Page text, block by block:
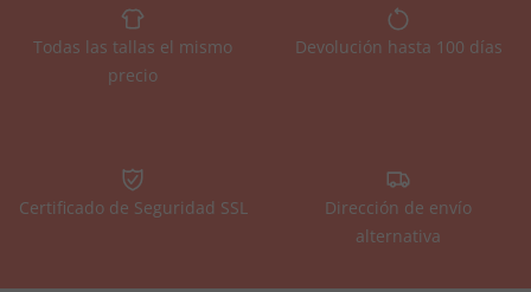
Todas las tallas el mismo
precio
Devolución hasta 100 días
Certificado de Seguridad SSL
Dirección de envío
alternativa